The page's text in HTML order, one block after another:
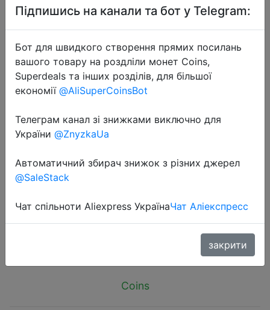
2024-08-09
2018 Supercontinent Fishing Soft
Worm Lures Ice Fishing Bait Soft
Polaris Sinking Lure Pesca Cheap
Coins
Підпишись на канали та бот у Telegram:
Бот для швидкого створення прямих посилань
вашого товару на роздліли монет Coins,
Superdeals та інших розділів, для більшої
економії @AliSuperCoinsBot
Телеграм канал зі знижками виключно для
України @ZnyzkaUa
Автоматичний збирач знижок з різних джерел
@SaleStack
Чат спільноти Aliexpress УкраїнаЧат Аліекспресс
закрити